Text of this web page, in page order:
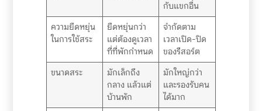
กับแขกอื่น
ความยืดหยุ่น
ในการใช้สระ
ยืดหยุ่นกว่า
แต่ต้องดูเวลา
ที่ที่พักกำหนด
จำกัดตาม
เวลาเปิด-ปิด
ของรีสอร์ต
ขนาดสระ
มักเล็กถึง
กลาง แล้วแต่
บ้านพัก
มักใหญ่กว่า
และรองรับคน
ได้มาก